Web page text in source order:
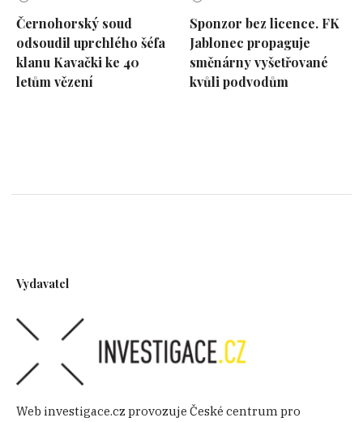
Černohorský soud
odsoudil uprchlého šéfa
klanu Kavački ke 40
letům vězení
Sponzor bez licence. FK
Jablonec propaguje
směnárny vyšetřované
kvůli podvodům
Vydavatel
Web investigace.cz provozuje České centrum pro